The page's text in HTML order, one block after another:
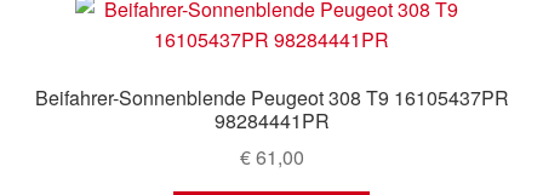
Beifahrer-Sonnenblende Peugeot 308 T9 16105437PR
98284441PR
€61,00